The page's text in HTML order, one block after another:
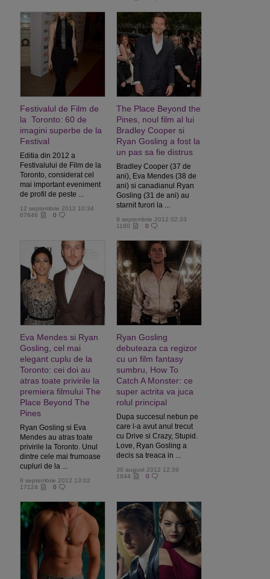
Festivalul de Film de
la Toronto: 60 de
imagini superbe de la
Festival
Editia din 2012 a
Festivalului de Film de la
Toronto, considerat cel
mai important eveniment
de profil de peste ...
12 septembrie 2012 10:34
67646
0
The Place Beyond the
Pines, noul film al lui
Bradley Cooper si
Ryan Gosling a fost la
un pas sa fie distrus
Bradley Cooper (37 de
ani), Eva Mendes (38 de
ani) si canadianul Ryan
Gosling (31 de ani) au
starnit furori la ...
9 septembrie 2012 02:33
1160
0
Eva Mendes si Ryan
Gosling, cel mai
elegant cuplu de la
Toronto: cei doi au
atras toate privirile la
premiera filmului The
Place Beyond The
Pines
Ryan Gosling si Eva
Mendes au atras toate
privirile la Toronto. Unul
dintre cele mai frumoase
cupluri de la ...
8 septembrie 2012 13:02
17124
0
Ryan Gosling
debuteaza ca regizor
cu un film fantasy
sumbru, How To
Catch A Monster: ce
super actrita va juca
rolul principal
Dupa succesul nebun pe
care l-a avut anul trecut
cu Drive si Crazy, Stupid.
Love, Ryan Gosling a
decis sa treaca in ...
30 august 2012 12:39
1644
0